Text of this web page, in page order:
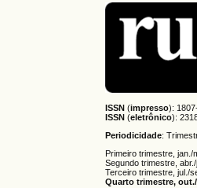
ISSN (impresso):
ISSN (eletrônico):
Periodicidade:
Primeiro trimestre, jan./
Segundo trimestre,
Terceiro trimestre, jul./
Quarto trimestre,